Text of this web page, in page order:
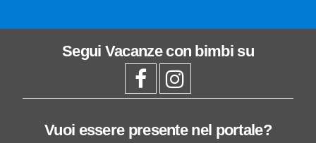
Segui Vacanze con bimbi su
Vuoi essere presente nel portale?